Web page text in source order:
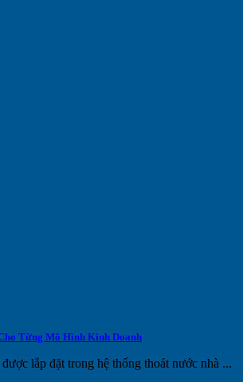
Từng Mô Hình Kinh Doanh
lắp đặt trong hệ thống thoát nước nhà ...